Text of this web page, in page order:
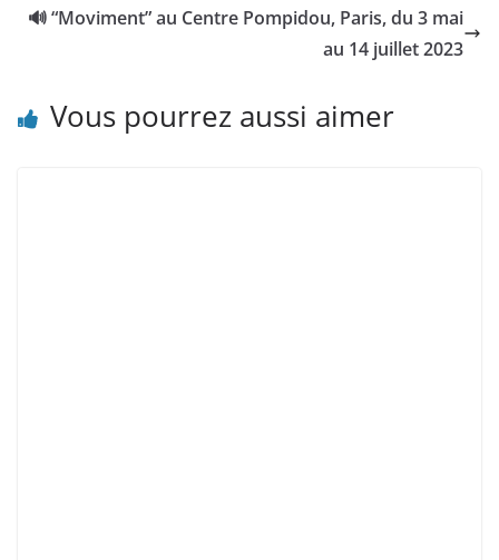
🔊 “Moviment” au Centre Pompidou, Paris, du 3 mai
au 14 juillet 2023
Vous pourrez aussi aimer